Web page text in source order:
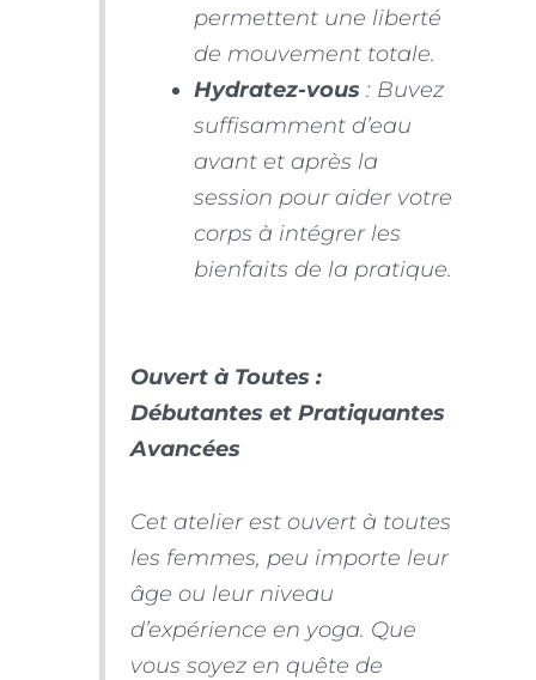
permettent une liberté
de mouvement totale.
Hydratez-vous: Buvez
suffisamment d’eau
avant et après la
session pour aider votre
corps à intégrer les
bienfaits de la pratique.
Ouvert à Toutes :
Débutantes et Pratiquantes
Avancées
Cet atelier est ouvert à toutes
les femmes, peu importe leur
âge ou leur niveau
d’expérience en yoga. Que
vous soyez en quête de